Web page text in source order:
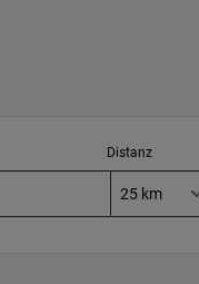
Distanz